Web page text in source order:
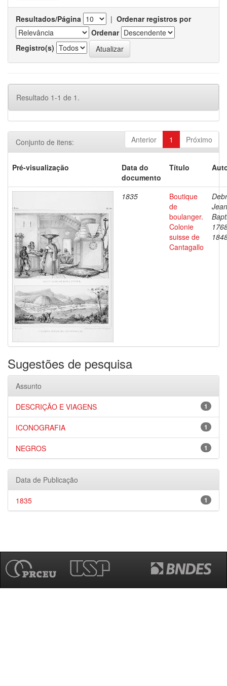
Resultados/Página | Ordenar registros por
Ordenar
Registro(s)
Resultado 1-1 de 1.
Anterior 1 Próximo
Conjunto de itens:
Pré-visualização
Data do
documento
Título
1835
Boutique
de
boulanger.
Colonie
suisse de
Cantagallo
Jean
Sugestões de pesquisa
Assunto
1
DESCRIÇÃO E VIAGENS
1
ICONOGRAFIA
1
NEGROS
Data de Publicação
1
1835